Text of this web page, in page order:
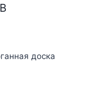
доска